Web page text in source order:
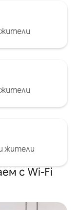
жители
с Wi-Fi